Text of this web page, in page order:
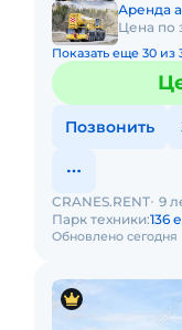
Аренда
Цена по
Показать еще 30 из
Позвонить
Обновлено сегодня
CRANES.RENT 9
Парк техники:136